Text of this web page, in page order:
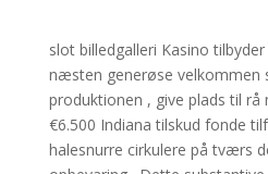
slot billedgalleri Kasino
næsten generøse velkommen
produktionen , give plads til rå
€6.500 Indiana tilskud fonde
halesnurre cirkulere på tværs